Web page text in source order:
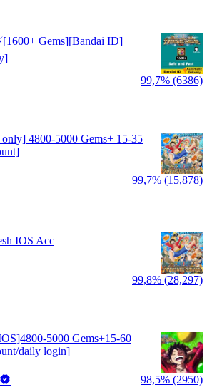
Gems][Bandai ID]
99,7% (6386)
4800-5000 Gems+ 15-35
99,7% (15,878)
IOS Acc
99,8% (28,297)
5000 Gems+15-60
daily login]
98,5% (2950)